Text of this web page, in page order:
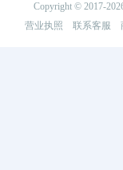
Copyright © 2017-
营业执照
联系客服